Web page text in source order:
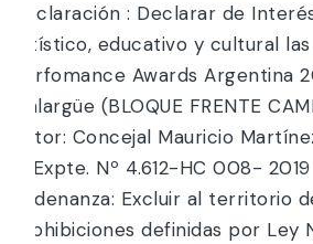
Declaración : Declarar de
artístico, educativo y cultural
perfomance Awards Argentina
Malargüe (BLOQUE FRENTE
Autor: Concejal Mauricio
3. Expte. Nº 4.612-HC 008-
Ordenanza: Excluir al territorio
prohibiciones definidas por Ley